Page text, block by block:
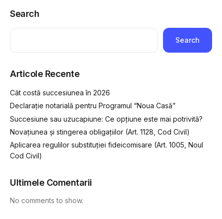
Search
Search
Articole Recente
Cât costă succesiunea în 2026
Declarație notarială pentru Programul “Noua Casă”
Succesiune sau uzucapiune: Ce opțiune este mai potrivită?
Novațiunea și stingerea obligațiilor (Art. 1128, Cod Civil)
Aplicarea regulilor substituției fideicomisare (Art. 1005, Noul
Cod Civil)
Ultimele Comentarii
No comments to show.